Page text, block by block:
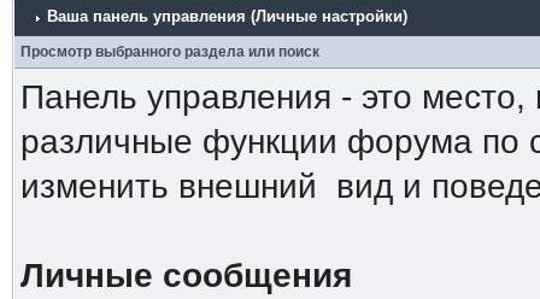
Ваша панель управления (Личные настройки)
Просмотр выбранного раздела или поиск
Панель управления - это
различные функции форума по
изменить внешний вид и
Личные сообщения